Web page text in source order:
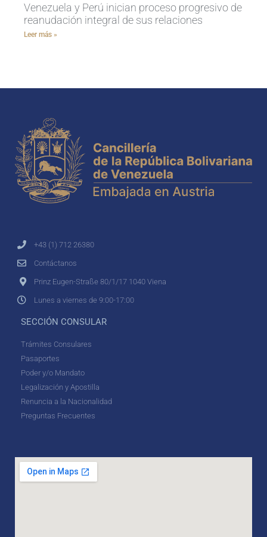
Venezuela y Perú inician proceso progresivo de
reanudación integral de sus relaciones
Leer más »
+43 (1) 712 26380
Contáctanos
Prinz Eugen-Straße 80/1/17 1040 Viena
Lunes a viernes de 9:00-17:00
SECCIÓN CONSULAR
Trámites Consulares
Pasaportes
Poder y/o Mandato
Legalización y Apostilla
Renuncia a la Nacionalidad
Preguntas Frecuentes